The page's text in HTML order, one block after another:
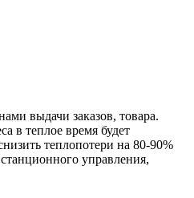
выдачи заказов, товара.
в теплое время будет
теплопотери на 80-90%
управления,